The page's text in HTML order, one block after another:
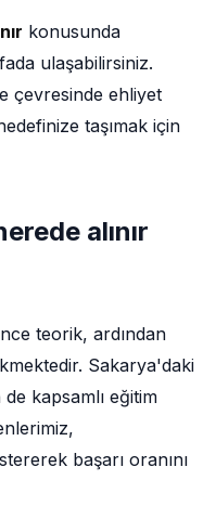
konusunda
ulaşabilirsiniz.
çevresinde ehliyet
taşımak için
alınır
teorik, ardından
Sakarya'daki
kapsamlı eğitim
başarı oranını